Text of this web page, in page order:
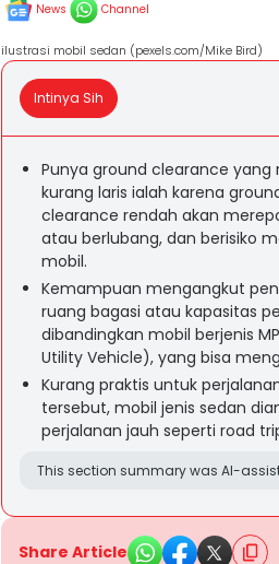
News Channel
ilustrasi mobil sedan (pexels.com/Mike Bird)
Intinya Sih
Punya ground clearance
kurang laris ialah karena
clearance rendah akan
atau berlubang, dan berisiko
mobil.
Kemampuan mengangkut
ruang bagasi atau kapasitas
dibandingkan mobil berjenis
Utility Vehicle), yang bisa
Kurang praktis untuk
tersebut, mobil jenis sedan
perjalanan jauh seperti road
This section summary was AI-
Share Article